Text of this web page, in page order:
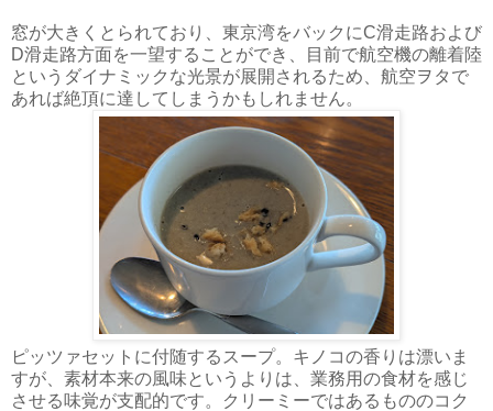
窓が大きくとられており、東京湾をバックにC滑走路および
D滑走路方面を一望することができ、目前で航空機の離着陸
というダイナミックな光景が展開されるため、航空ヲタで
あれば絶頂に達してしまうかもしれません。
ピッツァセットに付随するスープ。キノコの香りは漂いま
すが、素材本来の風味というよりは、業務用の食材を感じ
させる味覚が支配的です。クリーミーではあるもののコク